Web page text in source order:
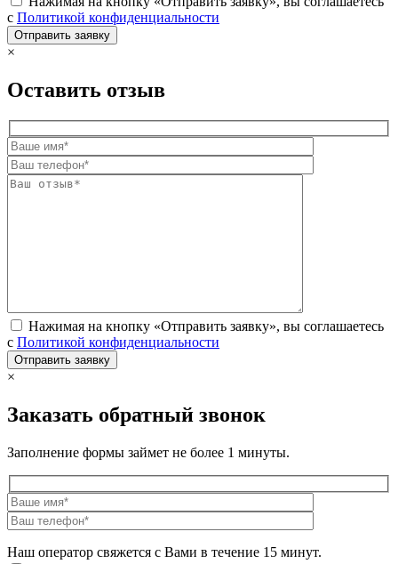
с Политикой конфиденциальности
×
Оставить отзыв
Нажимая на кнопку «Отправить заявку», вы соглашаетесь
с Политикой конфиденциальности
×
Заказать обратный звонок
Заполнение формы займет не более 1 минуты.
Наш оператор свяжется с Вами в течение 15 минут.